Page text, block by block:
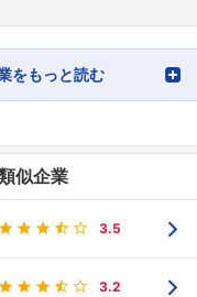
をもっと読む
似企業
3.5
3.2